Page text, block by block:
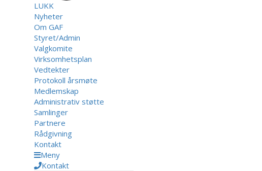
LUKK
Nyheter
Om GAF
Styret/Admin
Valgkomite
Virksomhetsplan
Vedtekter
Protokoll årsmøte
Medlemskap
Administrativ støtte
Samlinger
Partnere
Rådgivning
Kontakt
Meny
Kontakt